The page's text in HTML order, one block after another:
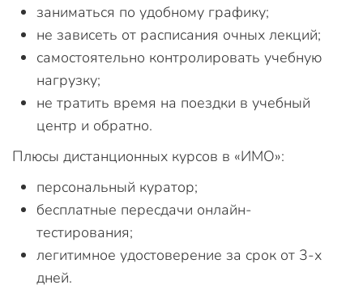
заниматься по удобному графику;
не зависеть от расписания очных лекций;
самостоятельно контролировать учебную
нагрузку;
не тратить время на поездки в учебный
центр и обратно.
Плюсы дистанционных курсов в «ИМО»:
персональный куратор;
бесплатные пересдачи онлайн-
тестирования;
легитимное удостоверение за срок от 3-х
дней.